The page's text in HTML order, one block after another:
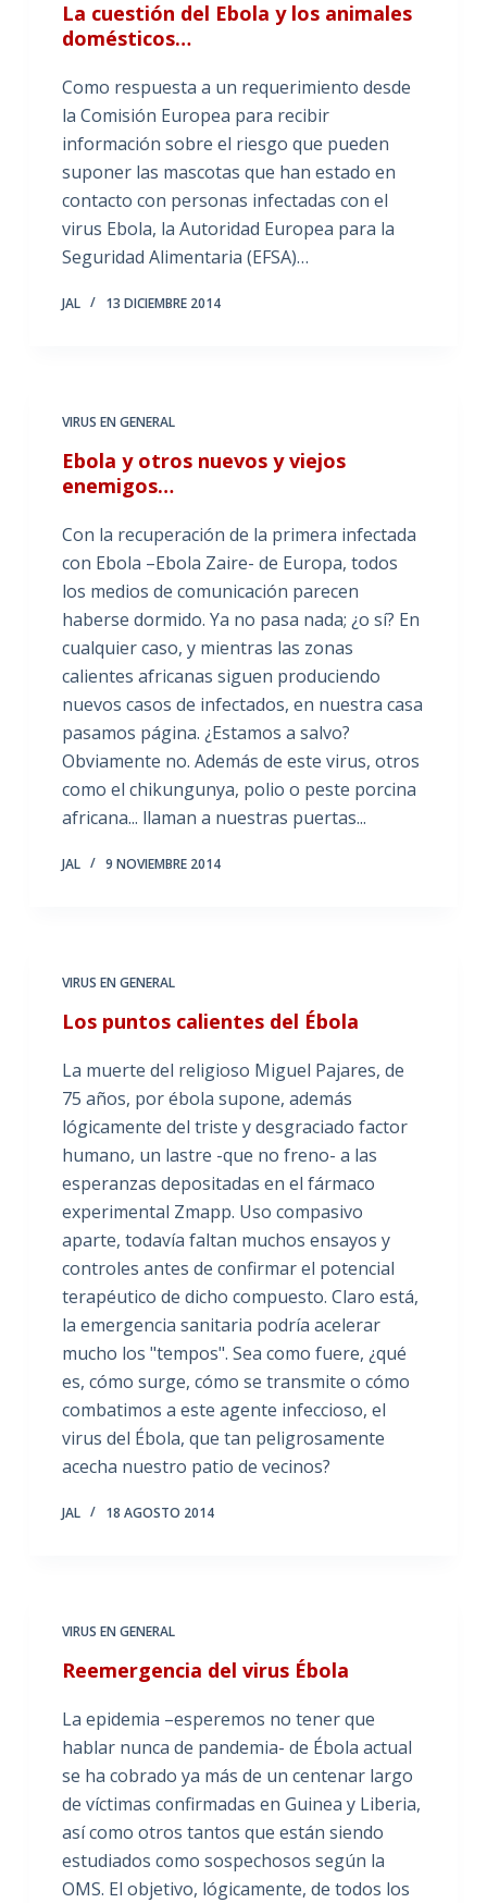
La cuestión del Ebola y los animales
domésticos…
Como respuesta a un requerimiento desde
la Comisión Europea para recibir
información sobre el riesgo que pueden
suponer las mascotas que han estado en
contacto con personas infectadas con el
virus Ebola, la Autoridad Europea para la
Seguridad Alimentaria (EFSA)…
JAL 13 DICIEMBRE 2014
VIRUS EN GENERAL
Ebola y otros nuevos y viejos
enemigos…
Con la recuperación de la primera infectada
con Ebola –Ebola Zaire- de Europa, todos
los medios de comunicación parecen
haberse dormido. Ya no pasa nada; ¿o sí? En
cualquier caso, y mientras las zonas
calientes africanas siguen produciendo
nuevos casos de infectados, en nuestra casa
pasamos página. ¿Estamos a salvo?
Obviamente no. Además de este virus, otros
como el chikungunya, polio o peste porcina
africana... llaman a nuestras puertas...
JAL 9 NOVIEMBRE 2014
VIRUS EN GENERAL
Los puntos calientes del Ébola
La muerte del religioso Miguel Pajares, de
75 años, por ébola supone, además
lógicamente del triste y desgraciado factor
humano, un lastre -que no freno- a las
esperanzas depositadas en el fármaco
experimental Zmapp. Uso compasivo
aparte, todavía faltan muchos ensayos y
controles antes de confirmar el potencial
terapéutico de dicho compuesto. Claro está,
la emergencia sanitaria podría acelerar
mucho los "tempos". Sea como fuere, ¿qué
es, cómo surge, cómo se transmite o cómo
combatimos a este agente infeccioso, el
virus del Ébola, que tan peligrosamente
acecha nuestro patio de vecinos?
JAL 18 AGOSTO 2014
VIRUS EN GENERAL
Reemergencia del virus Ébola
La epidemia –esperemos no tener que
hablar nunca de pandemia- de Ébola actual
se ha cobrado ya más de un centenar largo
de víctimas confirmadas en Guinea y Liberia,
así como otros tantos que están siendo
estudiados como sospechosos según la
OMS. El objetivo, lógicamente, de todos los